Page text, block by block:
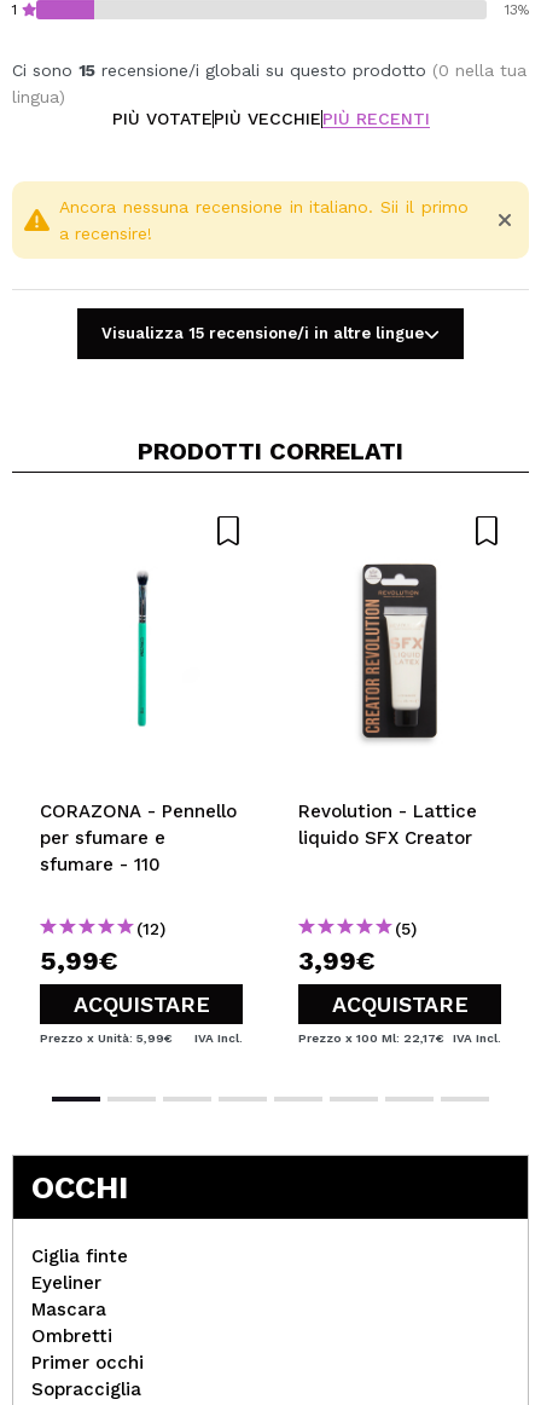
1 13%
Ci sono 15 recensione/i globali su questo prodotto (0 nella tua
lingua)
PIÙ VOTATEPIÙ VECCHIEPIÙ RECENTI
Condividi un video o una foto
Si No
Ancora nessuna recensione in italiano. Sii il primo
a recensire!
Visualizza 15 recensione/i in altre lingue
PRODOTTI CORRELATI
CORAZONA - Pennello
per sfumare e
sfumare - 110
(12)
5,99€
ACQUISTARE
Prezzo x Unità: 5,99€ IVA Incl.
Revolution - Lattice
liquido SFX Creator
(5)
3,99€
ACQUISTARE
Prezzo x 100 Ml: 22,17€ IVA Incl.
OCCHI
Ciglia finte
Eyeliner
Mascara
Ombretti
Primer occhi
Sopracciglia